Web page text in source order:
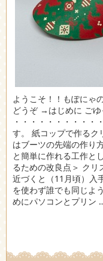
ようこそ！！もぽにゃ
どうぞ →はじめに ご
・・・・・・・・
す。 紙コップで作るク
はブーツの先端の作り
と簡単に作れる工作と
るための改良点＞ クリ
近づくと（11月頃）入
を使わず誰でも同じよ
めにパソコンとプリン